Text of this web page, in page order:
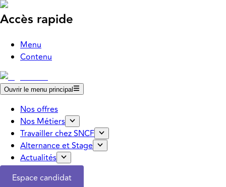
Accès rapide
Menu
Contenu
Ouvrir le menu principal
Nos offres
Nos Métiers
Travailler chez SNCF
Alternance et Stage
Actualités
Espace candidat